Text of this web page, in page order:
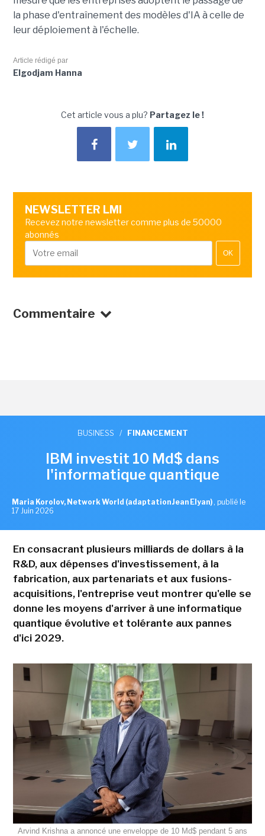
la phase d'entraînement des modèles d'IA à celle de
leur déploiement à l'échelle.
Article rédigé par
Elgodjam Hanna
Cet article vous a plu? Partagez le !
NEWSLETTER LMI
Recevez notre newsletter comme plus de 50000
abonnés
OK
Commentaire
BUSINESS / FINANCEMENT
IBM investit 10 Md$ dans
l'informatique quantique
Maria Korolov, Network World (adaptation Jean Elyan) , publié le
17 Juin 2026
En consacrant plusieurs milliards de dollars à la
R&D, aux dépenses d'investissement, à la
fabrication, aux partenariats et aux fusions-
acquisitions, l'entreprise veut montrer qu'elle se
donne les moyens d'arriver à une informatique
quantique évolutive et tolérante aux pannes
d'ici 2029.
Arvind Krishna a annoncé une enveloppe de 10 Md$ pendant 5 ans